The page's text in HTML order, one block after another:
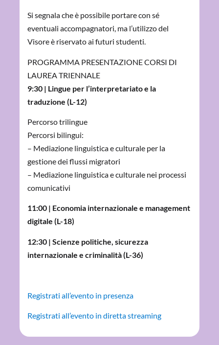
Si segnala che è possibile portare con sé
eventuali accompagnatori, ma l’utilizzo del
Visore è riservato ai futuri studenti.
PROGRAMMA PRESENTAZIONE CORSI DI
LAUREA TRIENNALE
9:30 | Lingue per l’interpretariato e la
traduzione (L-12)
Percorso trilingue
Percorsi bilingui:
– Mediazione linguistica e culturale per la
gestione dei flussi migratori
– Mediazione linguistica e culturale nei processi
comunicativi
11:00 | Economia internazionale e management
digitale (L-18)
12:30 | Scienze politiche, sicurezza
internazionale e criminalità (L-36)
Registrati all’evento in presenza
Registrati all’evento in diretta streaming